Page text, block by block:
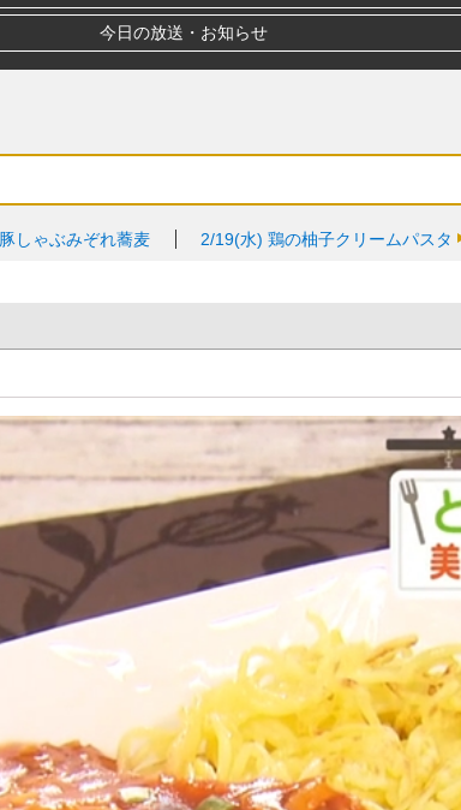
今日の放送・お知らせ
豚しゃぶみぞれ蕎麦 2/19(水) 鶏の柚子クリームパスタ